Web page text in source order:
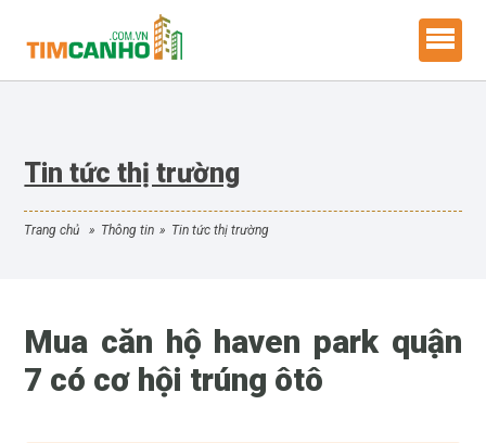
Tin tức thị trường
trang chủ » thông tin » tin tức thị trường
Mua căn hộ haven park quận
7 có cơ hội trúng ôtô